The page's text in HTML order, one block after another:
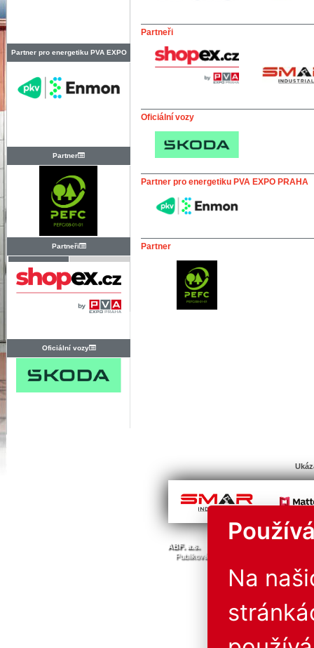
Partner pro energetiku PVA EXPO
Partner
Partneři
Oficiální vozy
Partneři
Oficiální vozy
Partner pro energetiku PVA EXPO PRAHA
Partner
© Všechna
ABF. a.s.
Publikování nebo další šíření obsahu
Na